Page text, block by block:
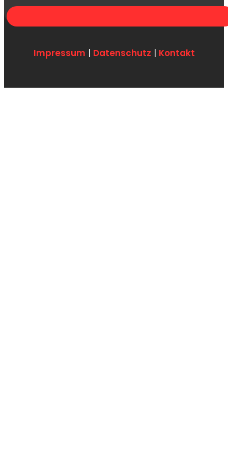
Impressum | Datenschutz | Kontakt